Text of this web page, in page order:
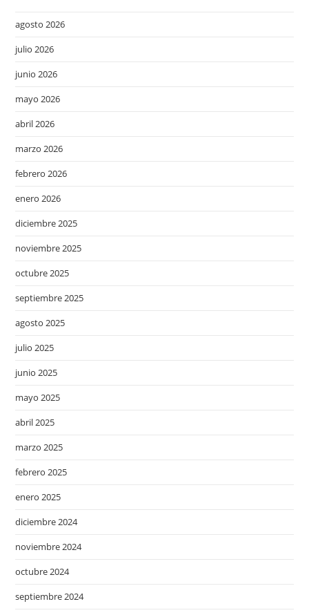
agosto 2026
julio 2026
junio 2026
mayo 2026
abril 2026
marzo 2026
febrero 2026
enero 2026
diciembre 2025
noviembre 2025
octubre 2025
septiembre 2025
agosto 2025
julio 2025
junio 2025
mayo 2025
abril 2025
marzo 2025
febrero 2025
enero 2025
diciembre 2024
noviembre 2024
octubre 2024
septiembre 2024